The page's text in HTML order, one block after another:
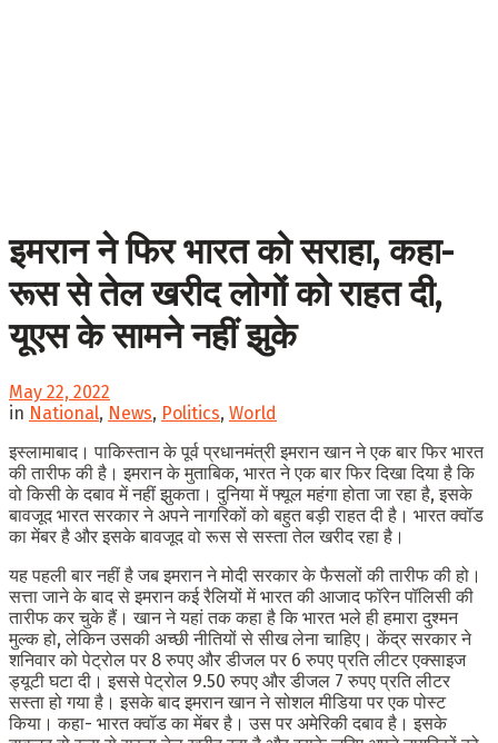
इमरान ने फिर भारत को सराहा, कहा-
रूस से तेल खरीद लोगों को राहत दी,
यूएस के सामने नहीं झुके
May 22, 2022
in National, News, Politics, World
इस्लामाबाद। पाकिस्तान के पूर्व प्रधानमंत्री इमरान खान ने एक बार फिर भारत
की तारीफ की है। इमरान के मुताबिक, भारत ने एक बार फिर दिखा दिया है कि
वो किसी के दबाव में नहीं झुकता। दुनिया में फ्यूल महंगा होता जा रहा है, इसके
बावजूद भारत सरकार ने अपने नागरिकों को बहुत बड़ी राहत दी है। भारत क्वॉड
का मेंबर है और इसके बावजूद वो रूस से सस्ता तेल खरीद रहा है।
यह पहली बार नहीं है जब इमरान ने मोदी सरकार के फैसलों की तारीफ की हो।
सत्ता जाने के बाद से इमरान कई रैलियों में भारत की आजाद फॉरेन पॉलिसी की
तारीफ कर चुके हैं। खान ने यहां तक कहा है कि भारत भले ही हमारा दुश्मन
मुल्क हो, लेकिन उसकी अच्छी नीतियों से सीख लेना चाहिए। केंद्र सरकार ने
शनिवार को पेट्रोल पर 8 रुपए और डीजल पर 6 रुपए प्रति लीटर एक्साइज
ड्यूटी घटा दी। इससे पेट्रोल 9.50 रुपए और डीजल 7 रुपए प्रति लीटर
सस्ता हो गया है। इसके बाद इमरान खान ने सोशल मीडिया पर एक पोस्ट
किया। कहा- भारत क्वॉड का मेंबर है। उस पर अमेरिकी दबाव है। इसके